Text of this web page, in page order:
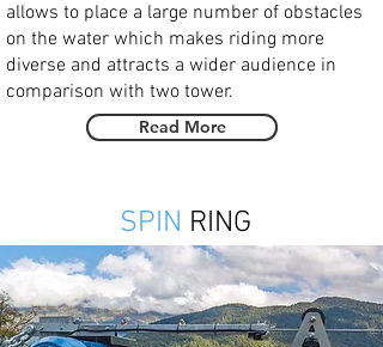
allows to place a large number of obstacles
on the water which makes riding more
diverse and attracts a wider audience in
comparison with two tower.
Read More
SPIN RING